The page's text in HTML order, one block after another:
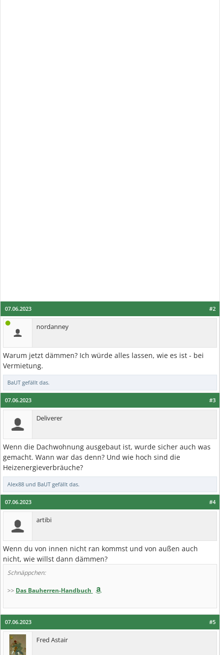
#2
07.06.2023
nordanney
Warum jetzt dämmen? Ich würde alles lassen, wie es ist - bei
Vermietung.
BaUT gefällt das.
#3
07.06.2023
Deliverer
Wenn die Dachwohnung ausgebaut ist, wurde sicher auch was
gemacht. Wann war das denn? Und wie hoch sind die
Heizenergieverbräuche?
Alex88 und BaUT gefällt das.
#4
07.06.2023
artibi
Wenn du von innen nicht ran kommst und von außen auch
nicht, wie willst dann dämmen?
Schnäppchen:
>> Das Bauherren-Handbuch
#5
07.06.2023
Fred Astair